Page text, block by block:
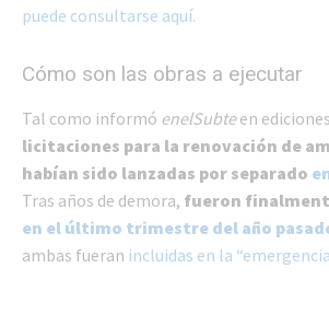
puede consultarse aquí.
Cómo son las obras a ejecutar
Tal como informó enelSubteen
licitaciones para la renovación de
habían sido lanzadas por separado
Tras años de demora, fueron
en el último trimestre del año
ambas fueran incluidas en la